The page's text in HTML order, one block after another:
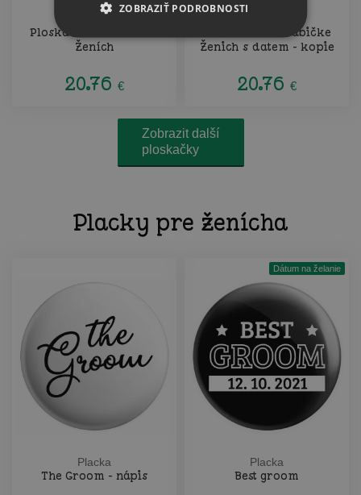
Ploskačka v krabičke
Ženích
20.76 €
Ploskačka v krabičke
Ženich s datem - kopie
20.76 €
Zobrazit další
ploskačky
Placky pre ženícha
Placka
The Groom - nápis
Dátum na želanie
Placka
Best groom
ZOBRAZIŤ PODROBNOSTI